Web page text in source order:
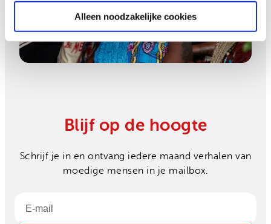
Alleen noodzakelijke cookies
Blijf op de hoogte
Schrijf je in en ontvang iedere maand verhalen van
moedige mensen in je mailbox.